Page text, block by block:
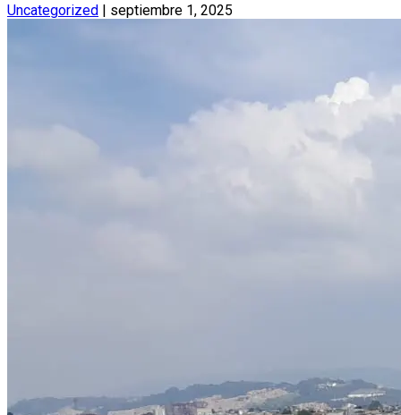
Uncategorized | septiembre 1, 2025